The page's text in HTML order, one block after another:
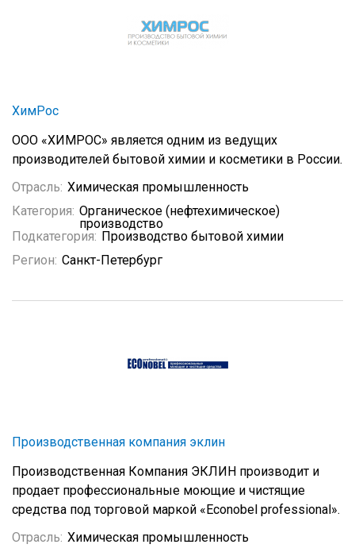
ХимРос
ООО «ХИМРОС» является одним из ведущих
производителей бытовой химии и косметики в России.
Отрасль: Химическая промышленность
Категория: Органическое (нефтехимическое)
производство
Подкатегория: Производство бытовой химии
Регион: Санкт-Петербург
Производственная компания эклин
Производственная Компания ЭКЛИН производит и
продает профессиональные моющие и чистящие
средства под торговой маркой «Econobel professional».
Отрасль: Химическая промышленность